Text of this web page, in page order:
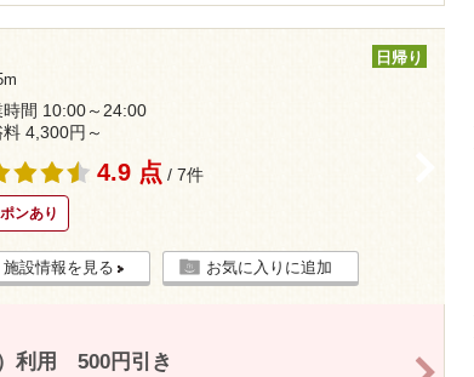
日帰り
時間 10:00～24:00
4,300円～
4.9 点 / 7件
ンあり
施設情報を見る お気に入りに追加
利用 500円引き